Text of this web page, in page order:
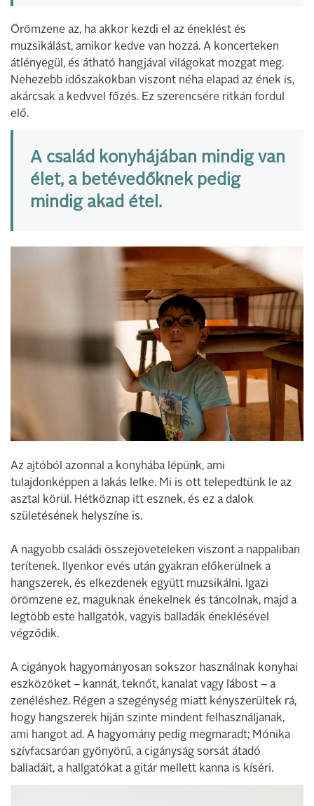
Örömzene az, ha akkor kezdi el az éneklést és
muzsikálást, amikor kedve van hozzá. A koncerteken
átlényegül, és átható hangjával világokat mozgat meg.
Nehezebb időszakokban viszont néha elapad az ének is,
akárcsak a kedvvel főzés. Ez szerencsére ritkán fordul
elő.
A család konyhájában mindig van
élet, a betévedőknek pedig
mindig akad étel.
Az ajtóból azonnal a konyhába lépünk, ami
tulajdonképpen a lakás lelke. Mi is ott telepedtünk le az
asztal körül. Hétköznap itt esznek, és ez a dalok
születésének helyszíne is.
A nagyobb családi összejöveteleken viszont a nappaliban
terítenek. Ilyenkor evés után gyakran előkerülnek a
hangszerek, és elkezdenek együtt muzsikálni. Igazi
örömzene ez, maguknak énekelnek és táncolnak, majd a
legtöbb este hallgatók, vagyis balladák éneklésével
végződik.
A cigányok hagyományosan sokszor használnak konyhai
eszközöket – kannát, teknőt, kanalat vagy lábost – a
zenéléshez. Régen a szegénység miatt kényszerültek rá,
hogy hangszerek híján szinte mindent felhasználjanak,
ami hangot ad. A hagyomány pedig megmaradt; Mónika
szívfacsaróan gyönyörű, a cigányság sorsát átadó
balladáit, a hallgatókat a gitár mellett kanna is kíséri.